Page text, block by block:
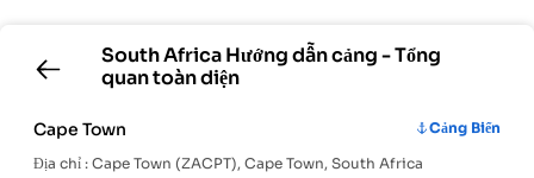
South AfricaHướng dẫn cảng - Tổng
quan toàn diện
Cape Town
Cảng Biển
Địa chỉ : Cape Town (ZACPT), Cape Town, South Africa